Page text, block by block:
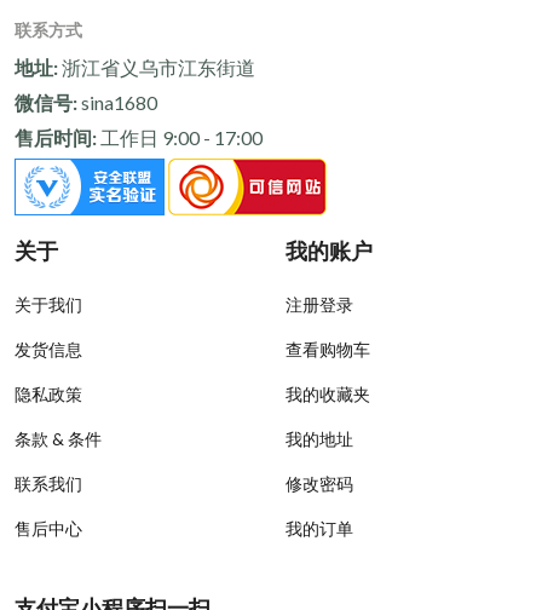
联系方式
地址:浙江省义乌市江东街道
微信号:sina1680
售后时间: 工作日 9:00 - 17:00
关于
关于我们
发货信息
隐私政策
条款 & 条件
联系我们
售后中心
我的账户
注册登录
查看购物车
我的收藏夹
我的地址
修改密码
我的订单